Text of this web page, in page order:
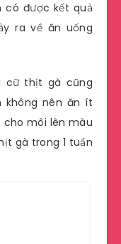
có được kết quả
ra về ăn uống
cữ thịt gà cũng
không nên ăn ít
cho môi lên màu
gà trong 1 tuần